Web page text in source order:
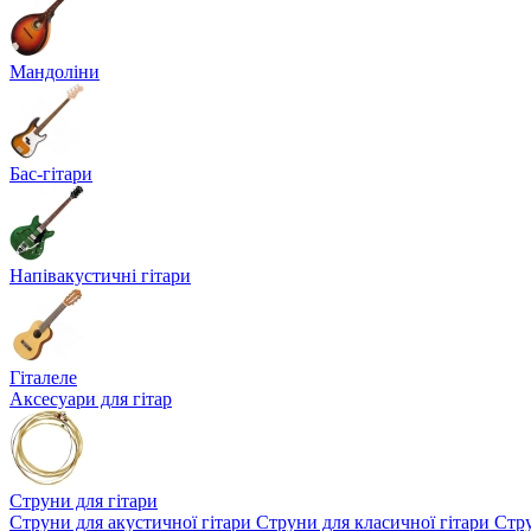
Мандоліни
Бас-гітари
Напівакустичні гітари
Гіталеле
Аксесуари для гітар
Струни для гітари
Струни для акустичної гітари Струни для класичної гітари